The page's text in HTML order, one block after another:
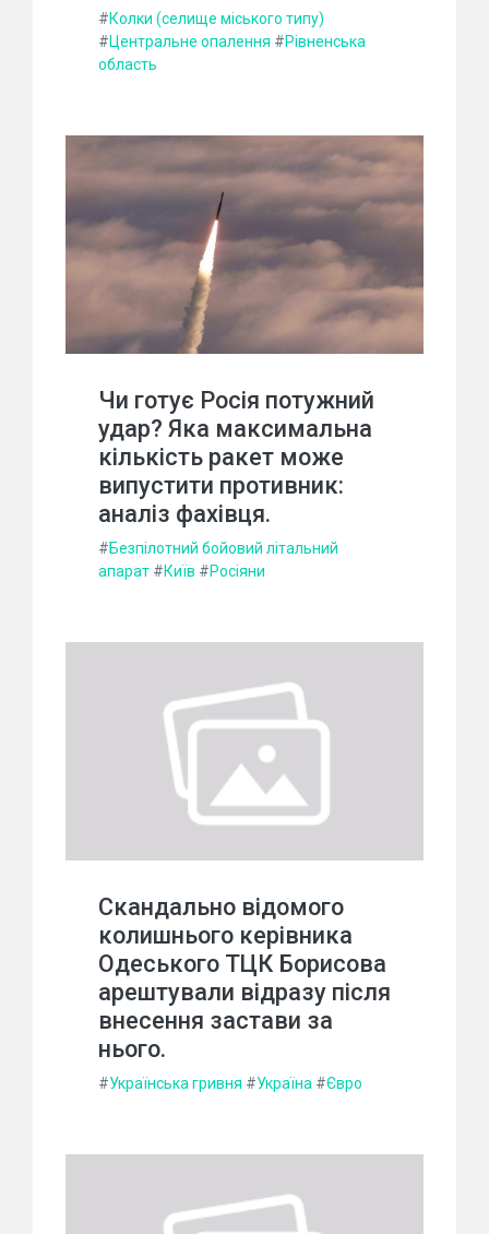
#Колки (селище міського типу)
#Центральне опалення #Рівненська
область
Чи готує Росія потужний
удар? Яка максимальна
кількість ракет може
випустити противник:
аналіз фахівця.
#Безпілотний бойовий літальний
апарат #Київ #Росіяни
Скандально відомого
колишнього керівника
Одеського ТЦК Борисова
арештували відразу після
внесення застави за
нього.
#Українська гривня #Україна #Євро